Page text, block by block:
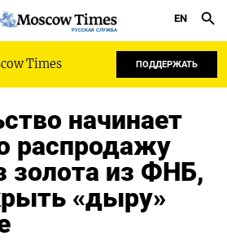
РУССКАЯ СЛУЖБА
EN
Times ПОДДЕРЖАТЬ
начинает
распродажу
золота из ФНБ,
«дыру»